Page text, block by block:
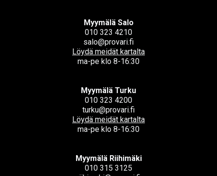
Myymälä Salo
010 323 4210
salo@provari.fi
Löydä meidät kartalta
ma-pe klo 8-16:30
Myymälä Turku
010 323 4200
turku@provari.fi
Löydä meidät kartalta
ma-pe klo 8-16:30
Myymälä Riihimäki
010 315 3125